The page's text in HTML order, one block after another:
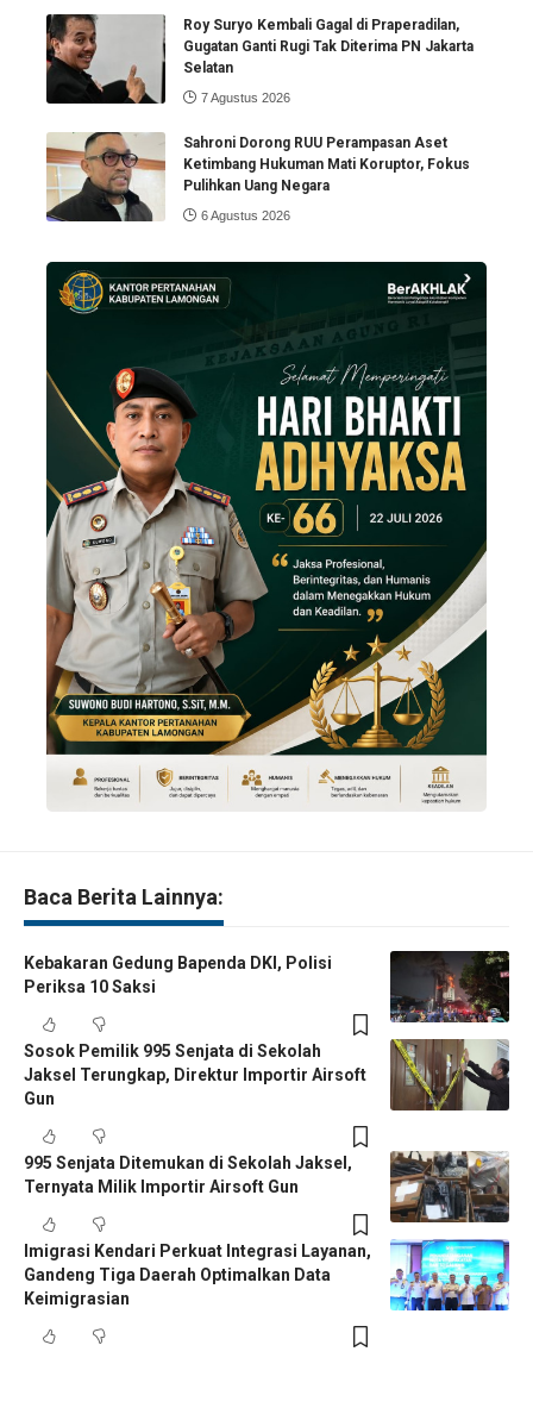
Roy Suryo Kembali Gagal di Praperadilan,
Gugatan Ganti Rugi Tak Diterima PN Jakarta
Selatan
7 Agustus 2026
Sahroni Dorong RUU Perampasan Aset
Ketimbang Hukuman Mati Koruptor, Fokus
Pulihkan Uang Negara
6 Agustus 2026
Baca Berita Lainnya:
Kebakaran Gedung Bapenda DKI, Polisi
Periksa 10 Saksi
Sosok Pemilik 995 Senjata di Sekolah
Jaksel Terungkap, Direktur Importir Airsoft
Gun
995 Senjata Ditemukan di Sekolah Jaksel,
Ternyata Milik Importir Airsoft Gun
Imigrasi Kendari Perkuat Integrasi Layanan,
Gandeng Tiga Daerah Optimalkan Data
Keimigrasian